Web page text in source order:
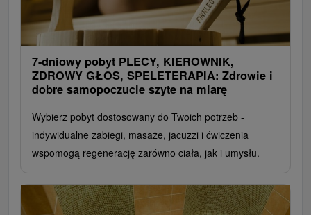
7-dniowy pobyt PLECY, KIEROWNIK,
ZDROWY GŁOS, SPELETERAPIA: Zdrowie i
dobre samopoczucie szyte na miarę
Wybierz pobyt dostosowany do Twoich potrzeb -
indywidualne zabiegi, masaże, jacuzzi i ćwiczenia
wspomogą regenerację zarówno ciała, jak i umysłu.